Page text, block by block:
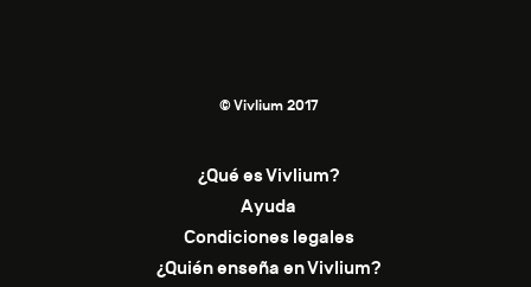
© Vivlium 2017
¿Qué es Vivlium?
Ayuda
Condiciones legales
¿Quién enseña en Vivlium?